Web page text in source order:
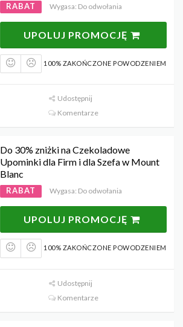
RABAT Wygasa: Do odwołania
UPOLUJ PROMOCJĘ
100% ZAKOŃCZONE POWODZENIEM
Udostępnij
Komentarze
Do 30% zniżki na Czekoladowe
Upominki dla Firm i dla Szefa w Mount
Blanc
RABAT Wygasa: Do odwołania
UPOLUJ PROMOCJĘ
100% ZAKOŃCZONE POWODZENIEM
Udostępnij
Komentarze